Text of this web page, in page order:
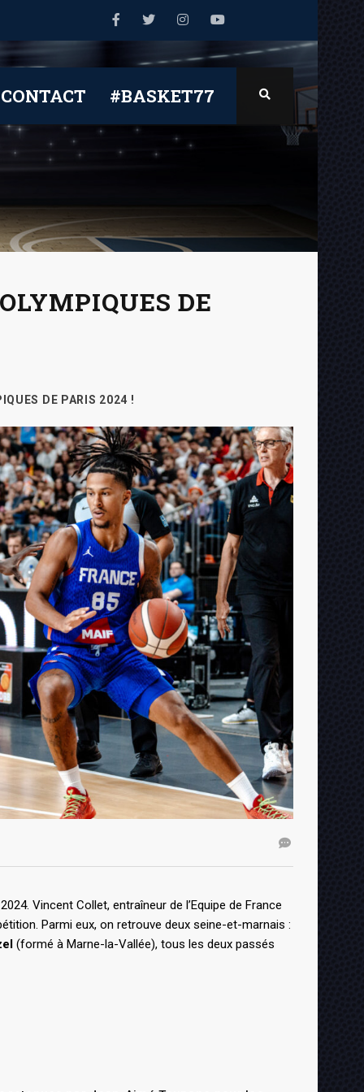
CONTACT #BASKET77
DE
DE PARIS 2024 !
Vincent Collet, entraîneur de l’Equipe de France
Parmi eux, on retrouve deux seine-et-marnais :
(formé à Marne-la-Vallée), tous les deux passés